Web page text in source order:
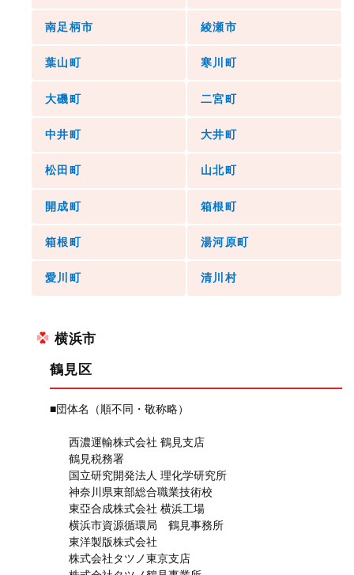
南足柄市 綾瀬市
葉山町 寒川町
大磯町 二宮町
中井町 大井町
松田町 山北町
開成町 箱根町
箱根町 湯河原町
愛川町 清川村
横浜市
鶴見区
■団体名（順不同・敬称略）
西濃運輸株式会社 鶴見支店
鶴見税務署
国立研究開発法人 理化学研究所
神奈川県東部総合職業技術校
東亞合成株式会社 横浜工場
横浜市資源循環局 鶴見事務所
東洋製版株式会社
株式会社タツノ東京支店